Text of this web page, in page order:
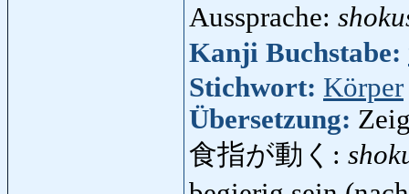
Aussprache:
Kanji Buchstabe:
Stichwort: Körper
Übersetzung:
食指が動く: